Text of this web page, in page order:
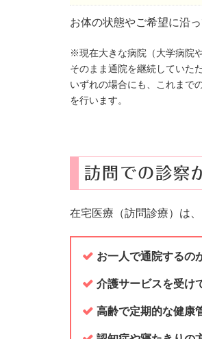
お体の状態やご希望に沿
※現在大きな病院（大学病院
そのまま通院を継続していた
いずれの場合にも、これまで
を行います。
訪問での診察
在宅医療（訪問診療）は
お一人で通院するの
介護サービスを受け
高齢で定期的な健康